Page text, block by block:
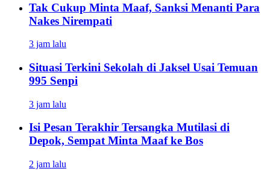
Tak Cukup Minta Maaf, Sanksi Menanti Para
Nakes Nirempati
3 jam lalu
Situasi Terkini Sekolah di Jaksel Usai Temuan
995 Senpi
3 jam lalu
Isi Pesan Terakhir Tersangka Mutilasi di
Depok, Sempat Minta Maaf ke Bos
2 jam lalu